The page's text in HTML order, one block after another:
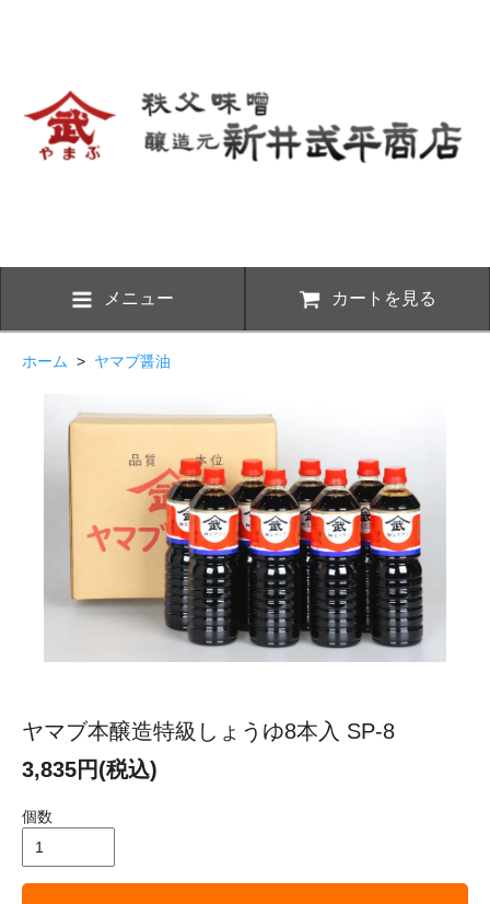
メニュー カートを見る
ホーム > ヤマブ醤油
ヤマブ本醸造特級しょうゆ8本入 SP-8
3,835円(税込)
個数